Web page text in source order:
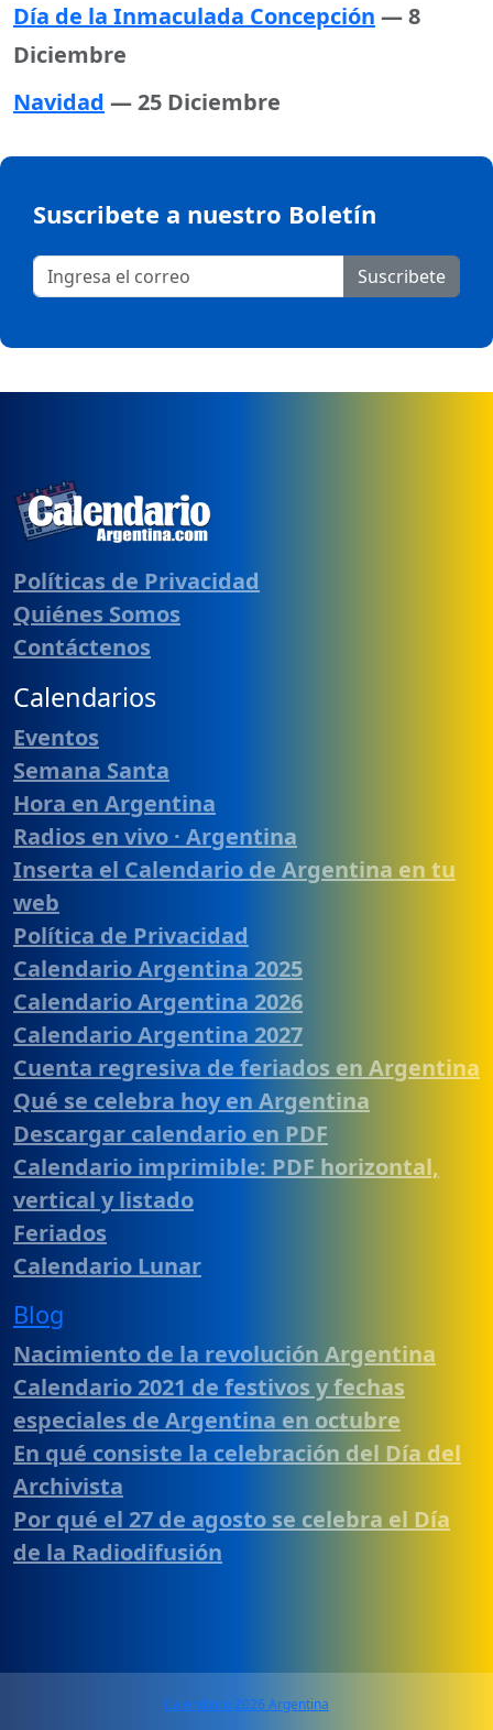
Día de la Inmaculada Concepción — 8
Diciembre
Navidad — 25 Diciembre
Suscribete a nuestro Boletín
Suscribete
Políticas de Privacidad
Quiénes Somos
Contáctenos
Calendarios
Eventos
Semana Santa
Hora en Argentina
Radios en vivo · Argentina
Inserta el Calendario de Argentina en tu
web
Política de Privacidad
Calendario Argentina 2025
Calendario Argentina 2026
Calendario Argentina 2027
Cuenta regresiva de feriados en Argentina
Qué se celebra hoy en Argentina
Descargar calendario en PDF
Calendario imprimible: PDF horizontal,
vertical y listado
Feriados
Calendario Lunar
Blog
Nacimiento de la revolución Argentina
Calendario 2021 de festivos y fechas
especiales de Argentina en octubre
En qué consiste la celebración del Día del
Archivista
Por qué el 27 de agosto se celebra el Día
de la Radiodifusión
Calendario 2026 Argentina